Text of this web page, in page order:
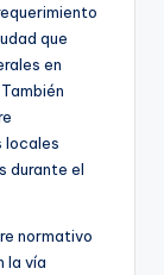
que
en
locales
durante el
normativo
la vía